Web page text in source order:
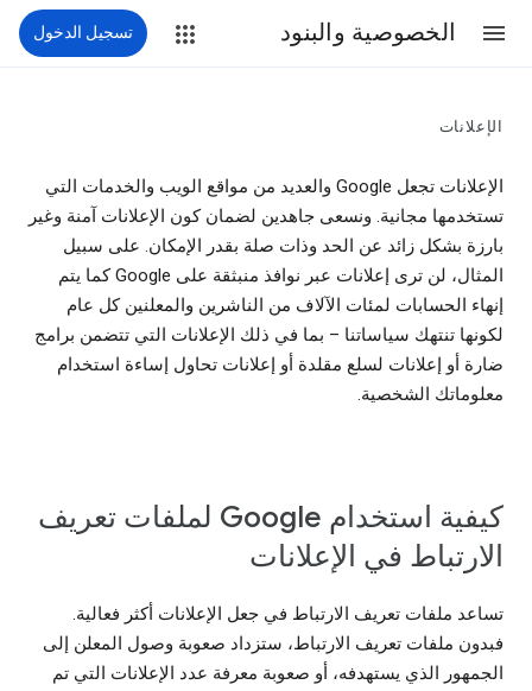
الخصوصية والبنود تسجيل الدخول
الإعلانات
الإعلانات تجعل Google والعديد من مواقع الويب والخدمات التي
تستخدمها مجانية. ونسعى جاهدين لضمان كون الإعلانات آمنة وغير
بارزة بشكل زائد عن الحد وذات صلة بقدر الإمكان. على سبيل
المثال، لن ترى إعلانات عبر نوافذ منبثقة على Google كما يتم
إنهاء الحسابات لمئات الآلاف من الناشرين والمعلنين كل عام
لكونها تنتهك سياساتنا – بما في ذلك الإعلانات التي تتضمن برامج
ضارة أو إعلانات لسلع مقلدة أو إعلانات تحاول إساءة استخدام
معلوماتك الشخصية.
كيفية استخدام Google لملفات تعريف
الارتباط في الإعلانات
تساعد ملفات تعريف الارتباط في جعل الإعلانات أكثر فعالية.
فبدون ملفات تعريف الارتباط، ستزداد صعوبة وصول المعلن إلى
الجمهور الذي يستهدفه، أو صعوبة معرفة عدد الإعلانات التي تم